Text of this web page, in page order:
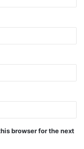
browser for the next